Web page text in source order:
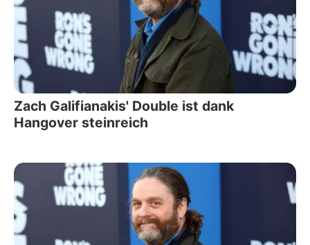
Zach Galifianakis' Double ist dank
Hangover steinreich